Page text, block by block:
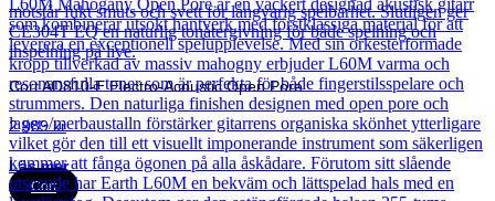
Cort AD810-E Electro-Acoustic Open Pore
2 989kr
Läs mer
Cort